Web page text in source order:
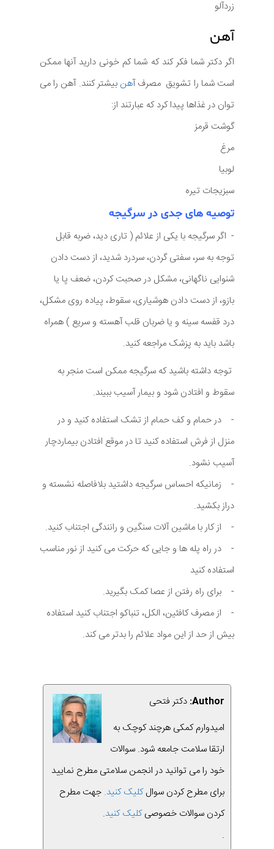
زردآلو
آهن
اگر دکتر شما فکر کند که شما کم خونی دارید آنها ممکن
است شما را تشویق مصرف آهن بیشتر کنند. آهن را می
توان در غذاها پیدا کرد که عبارتند از:
گوشت قرمز
مرغ
لوبیا
سبزیجات تیره
توصیه های جدی در سرگیجه
- اگر سرگیجه با یکی از علائم ( تاری دید، ضربه قابل
توجه به سر، سفتی گردن، سردرد شدید، از دست دادن
شنوایی ناگهانی، مشکل در صحبت کردن، ضعف پا یا
بازو، از دست دادن هوشیاری، سقوط، پیاده روی مشکل،
درد قفسه سینه و یا ضربان قلب آهسته و سریع ) همراه
باشد باید به پزشک مراجعه کنید.
توجه داشته باشید که سرگیجه ممکن است منجر به
سقوط و افتادن شود و بیمار آسیب ببیند.
- در حمام و کف حمام از تشک استفاده کنید و در
منزل از فرش استفاده کنید تا در موقع افتادن بیماردچار
آسیب نشود.
- زمانیکه احساس سرگیجه داشتید بلافاصله نشسته و
دراز بکشید.
- از کار با ماشین آلات سنگین و رانندگی اجتناب کنید.
- در راه پله ها و جایی که حرکت می کنید از نور مناسب
استفاده کنید
- برای راه رفتن از عصا کمک بگیرید.
- از مصرف کافئین، الکل، تنباکو اجتناب کنید استفاده
بیش از حد از این مواد علائم را بدتر می کند.
Author: دکتر فتحی
امیدوارم کمکی هرچند کوچک به
ارتقا سلامت جامعه شود. سوالات
خود را می توانید در انجمن سلامتی مطرح نمایید
برای مطرح کردن سوالکلیک کنید. جهت مطرح
کردن سوالات خصوصیکلیک کنید.
.